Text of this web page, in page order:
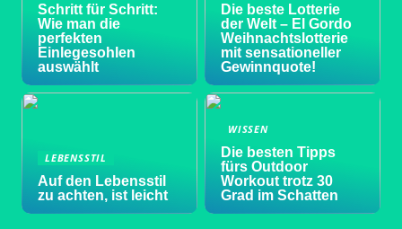
Schritt für Schritt:
Wie man die
perfekten
Einlegesohlen
auswählt
Die beste Lotterie
der Welt – El Gordo
Weihnachtslotterie
mit sensationeller
Gewinnquote!
LEBENSSTIL
Auf den Lebensstil
zu achten, ist leicht
WISSEN
Die besten Tipps
fürs Outdoor
Workout trotz 30
Grad im Schatten